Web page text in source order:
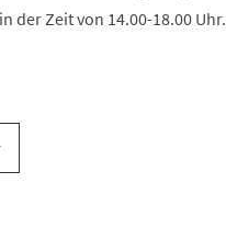
der Zeit von 14.00-18.00 Uhr.